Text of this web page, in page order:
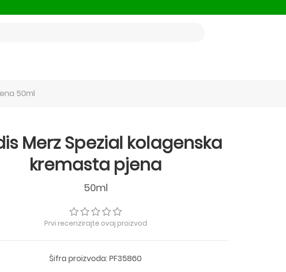
50ml
Merz Spezial kolagenska
kremasta pjena
50ml
Prvi recenzirajte ovaj proizvod
Šifra proizvoda: PF35860